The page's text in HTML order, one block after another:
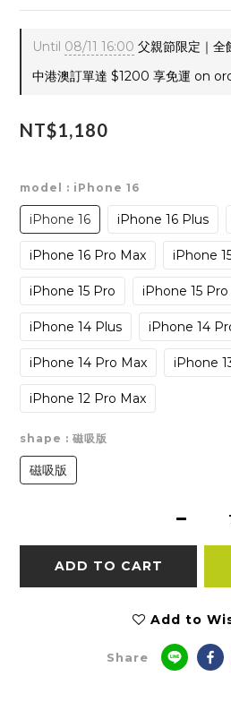
Until 08/11 16:00 父親節限定｜
中港澳訂單達 $1200 享免運 on
NT$1,180
model : iPhone 16
iPhone 16 iPhone 16 Plus
iPhone 16 Pro Max iPhone
iPhone 15 Pro iPhone 15
iPhone 14 Plus iPhone 14
iPhone 14 Pro Max iPhone
iPhone 12 Pro Max
shape : 磁吸版
磁吸版
ADD TO CART
Add to
Share